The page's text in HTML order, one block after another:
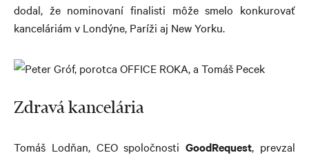
dodal, že nominovaní finalisti môže smelo konkurovať
kanceláriám v Londýne, Paríži aj New Yorku.
Zdravá kancelária
Tomáš Lodňan, CEO spoločnostiGoodRequest, prevzal